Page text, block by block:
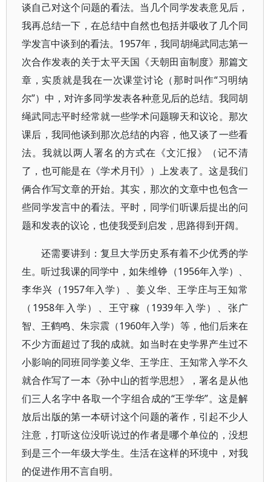
谈自己对这个问题的看法。当几个同学发表意见后，
我再总结一下，在总结中自然也包括并吸收了几个同
学发言中谈到的看法。1957年，我同胡绳武同志第一
次合作发表的关于太平天国《天朝田亩制度》那篇文
章，实质就是我在一次课堂讨论（那时叫作“习明纳
尔”）中，对许多同学发表各种意见后的总结。我同胡
绳武同志平时经常就一些学术问题聊天和议论。那次
课后，我同他谈到那次总结的内容，他又谈了一些看
法。我就以两人署名的方式在《文汇报》（记不清
了，也可能是在《学术月刊》）上发表了。这是我们
俩合作写文章的开始。其实，那次的文章中也包含一
些同学发言中的看法。平时，同学们听课后提出的问
题和发表的议论，也使我受到启发，思路得到开阔。
还需要讲到：复旦大学历史系有着不少优秀的学
生。听过我课的同学中，如朱维铮（1956年入学）、
李华兴（1957年入学）、姜义华、王学庄与王知常
（1958年入学）、王守稼（1939年入学）、张广
智、王鹤鸣、朱宗震（1960年入学）等，他们后来在
不少方面超过了我的成就。如当时在史学界产生过不
小影响的同班同学姜义华、王学庄、王知常入学不久
就合作写了一本《孙中山的哲学思想》，署名是从他
们三人名字中各取一个字组合成的“王学华”。这是解
放后出版的第一本研讨这个问题的著作，引起不少人
注意，打听这位没听说过的作者是哪个单位的，没想
到是三个一年级大学生。生活在这样的环境中，对我
的促进作用不言自明。